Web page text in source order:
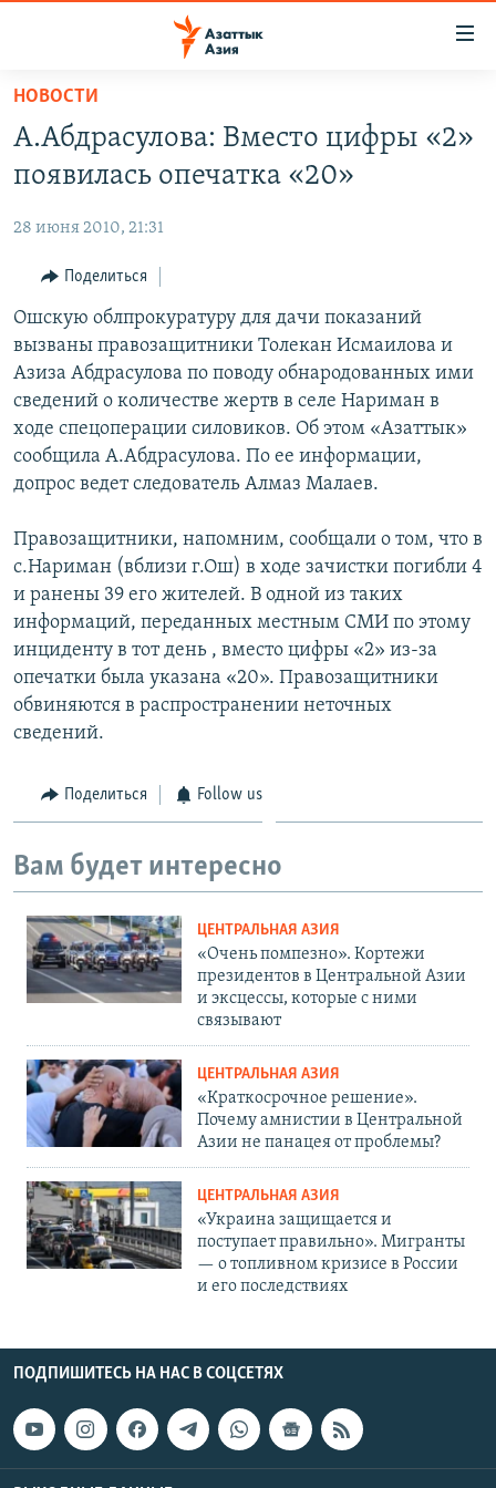
Вернуться
основному
содержанию
навигации
Вернутся
поиску
ЦЕНТРАЛЬНАЯ АЗИЯ
КАЗАХСТАН
УЗБЕКИСТАН
ТАДЖИКИСТАН
НОВОСТИ
НА ДРУГИХ ЯЗЫКАХ
ҚАЗАҚША
КЫРГЫЗЧА
ТОҶИКӢ
TÜRKMENÇE
Все сайты РСЕ/РС
НОВОСТИ
А.Абдрасулова: Вместо цифры «2»
появилась опечатка «20»
28 июня 2010, 21:31
Поделиться
Ошскую облпрокуратуру для дачи показаний
вызваны правозащитники Толекан Исмаилова и
Азиза Абдрасулова по поводу обнародованных ими
сведений о количестве жертв в селе Нариман в
ходе спецоперации силовиков. Об этом «Азаттык»
сообщила А.Абдрасулова. По ее информации,
допрос ведет следователь Алмаз Малаев.
Правозащитники, напомним, сообщали о том, что в
с.Нариман (вблизи г.Ош) в ходе зачистки погибли 4
и ранены 39 его жителей. В одной из таких
информаций, переданных местным СМИ по этому
инциденту в тот день , вместо цифры «2» из-за
опечатки была указана «20». Правозащитники
обвиняются в распространении неточных
сведений.
Поделиться Follow us
Вам будет интересно
ЦЕНТРАЛЬНАЯ АЗИЯ
«Очень помпезно». Кортежи
президентов в Центральной Азии
и эксцессы, которые с ними
связывают
ЦЕНТРАЛЬНАЯ АЗИЯ
«Краткосрочное решение».
Почему амнистии в Центральной
Азии не панацея от проблемы?
ЦЕНТРАЛЬНАЯ АЗИЯ
«Украина защищается и
поступает правильно». Мигранты
— о топливном кризисе в России
и его последствиях
ПОДПИШИТЕСЬ НА НАС В СОЦСЕТЯХ